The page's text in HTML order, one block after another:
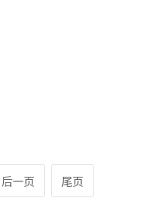
后一页 尾页